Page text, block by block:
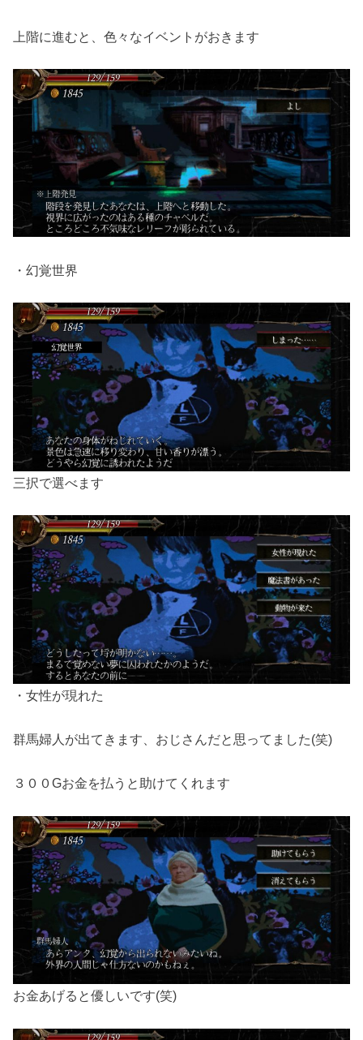
上階に進むと、色々なイベントがおきます
・幻覚世界
三択で選べます
・女性が現れた
群馬婦人が出てきます、おじさんだと思ってました(笑)
３００Gお金を払うと助けてくれます
お金あげると優しいです(笑)